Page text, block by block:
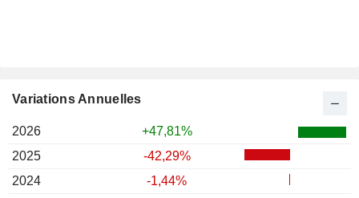
Variations Annuelles
2026
+47,81%
2025
-42,29%
2024
-1,44%